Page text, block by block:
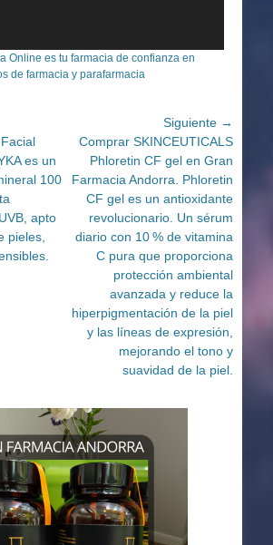
Online es tu farmacia de confianza en
de farmacia y parafarmacia
es un
100
apto
pieles,
Siguiente →
Entrada
siguiente:
Comprar SKINCEUTICALS
Phloretin CF gel en Gran
Farmacia Andorra. Phloretin
CF gel es un antioxidante
revolucionario. Un sérum
diario con 10 % de vitamina
C pura que proporciona
protección ambiental
avanzada y reduce la
hiperpigmentación de la piel
y las líneas de expresión,
mejorando el tono y
suavidad de la piel.